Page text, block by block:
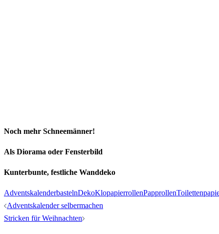
Noch mehr Schneemänner!
Als Diorama oder Fensterbild
Kunterbunte, festliche Wanddeko
AdventskalenderbastelnDekoKlopapierrollenPapprollen
Post
navigation
Adventskalender selbermachen
Stricken für Weihnachten